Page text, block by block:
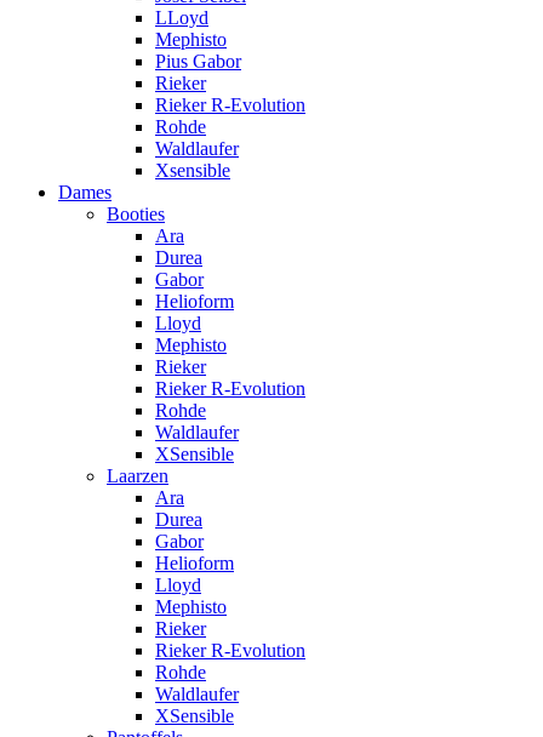
LLoyd
Mephisto
Pius Gabor
Rieker
Rieker R-Evolution
Rohde
Waldlaufer
Xsensible
Dames
Booties
Ara
Durea
Gabor
Helioform
Lloyd
Mephisto
Rieker
Rieker R-Evolution
Rohde
Waldlaufer
XSensible
Laarzen
Ara
Durea
Gabor
Helioform
Lloyd
Mephisto
Rieker
Rieker R-Evolution
Rohde
Waldlaufer
XSensible